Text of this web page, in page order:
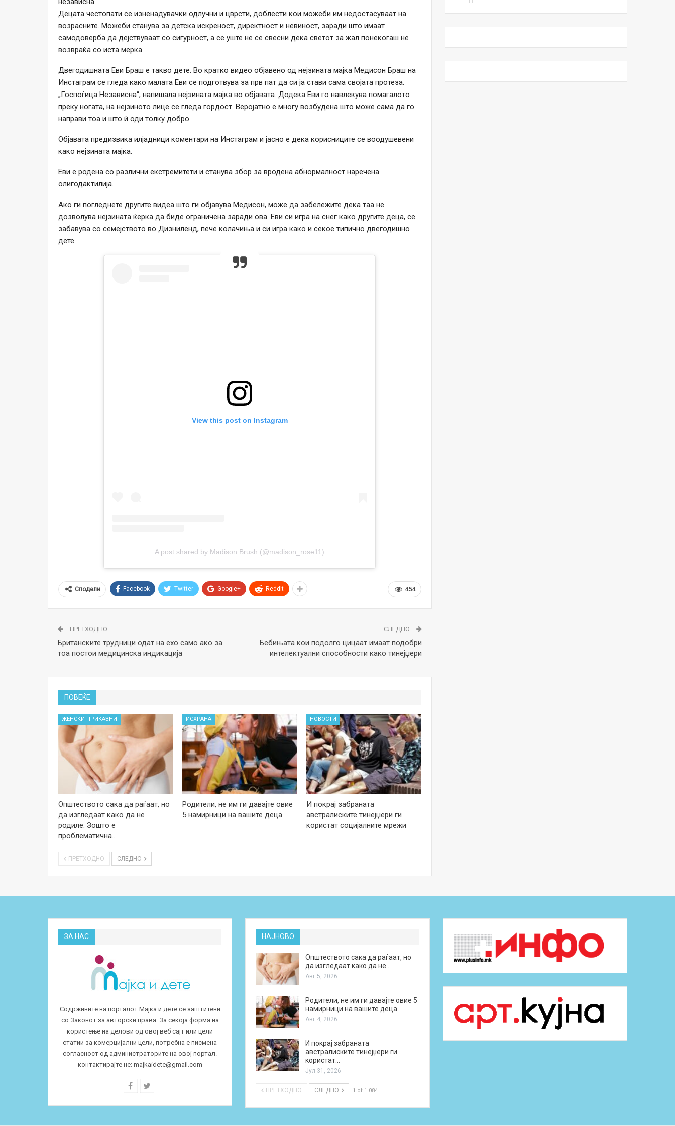
Децата честопати се изненадувачки одлучни и цврсти, доблести кои можеби им недостасуваат на
возрасните. Можеби станува за детска искреност, директност и невиност, заради што имаат
самодоверба да дејствуваат со сигурност, а се уште не се свесни дека светот за жал понекогаш не
возвраќа со иста мерка.
Двегодишната Еви Браш е такво дете. Во кратко видео објавено од нејзината мајка Медисон Браш на
Инстаграм се гледа како малата Еви се подготвува за прв пат да си ја стави сама својата протеза.
„Госпоѓица Независна“, напишала нејзината мајка во објавата. Додека Еви го навлекува помагалото
преку ногата, на нејзиното лице се гледа гордост. Веројатно е многу возбудена што може сама да го
направи тоа и што ѝ оди толку добро.
Објавата предизвика илјадници коментари на Инстаграм и јасно е дека корисниците се воодушевени
како нејзината мајка.
Еви е родена со различни екстремитети и станува збор за вродена абнормалност наречена
олигодактилија.
Ако ги погледнете другите видеа што ги објавува Медисон, може да забележите дека таа не
дозволува нејзината ќерка да биде ограничена заради ова. Еви си игра на снег како другите деца, се
забавува со семејството во Дизниленд, пече колачиња и си игра како и секое типично двегодишно
дете.
View this post on Instagram
A post shared by Madison Brush (@madison_rose11)
454
Сподели Facebook Twitter Google+ ReddIt
ПРЕТХОДНО
Британските трудници одат на ехо само ако за
тоа постои медицинска индикација
СЛЕДНО
Бебињата кои подолго цицаат имаат подобри
интелектуални способности како тинејџери
ПОВЕЌЕ
ЖЕНСКИ ПРИКАЗНИ
Општеството сака да раѓаат, но
да изгледаат како да не
родиле: Зошто е
проблематична…
ИСХРАНА
Родители, не им ги давајте овие
5 намирници на вашите деца
НОВОСТИ
И покрај забраната
австралиските тинејџери ги
користат социјалните мрежи
ПРЕТХОДНО СЛЕДНО
ЗА НАС
Содржините на порталот Мајка и дете се заштитени
со Законот за авторски права. За секоја форма на
користење на делови од овој веб сајт или цели
статии за комерцијални цели, потребна е писмена
согласност од администраторите на овој портал.
контактирајте не: majkaidete@gmail.com
НАЈНОВО
Општеството сака да раѓаат, но
да изгледаат како да не…
Авг 5, 2026
Родители, не им ги давајте овие 5
намирници на вашите деца
Авг 4, 2026
И покрај забраната
австралиските тинејџери ги
користат…
Јул 31, 2026
ПРЕТХОДНО СЛЕДНО 1 of 1.084